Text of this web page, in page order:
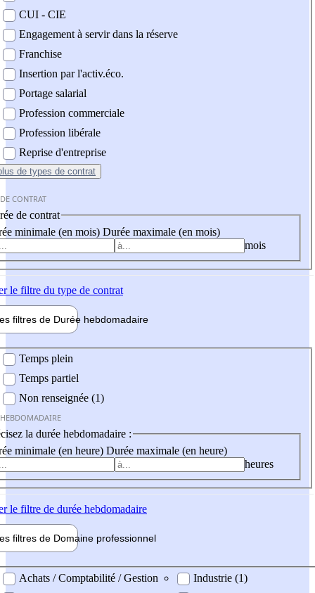
CUI - CIE
Engagement à servir dans la réserve
Franchise
Insertion par l'activ.éco.
Portage salarial
Profession commerciale
Profession libérale
Reprise d'entreprise
de types de contrat
CONTRAT
de contrat
minimale (en mois) Durée maximale (en mois)
mois
le filtre du type de contrat
filtres de Durée hebdomadaire
Temps plein
Temps partiel
Non renseignée (1)
la durée hebdomadaire :
minimale (en heure) Durée maximale (en heure)
heures
le filtre de durée hebdomadaire
filtres de Domaine professionnel
professionel
Achats / Comptabilité / Gestion
Industrie (1)